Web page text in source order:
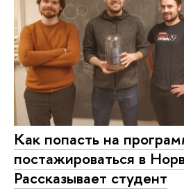
Как попасть на
постажироваться в
Рассказывает студент